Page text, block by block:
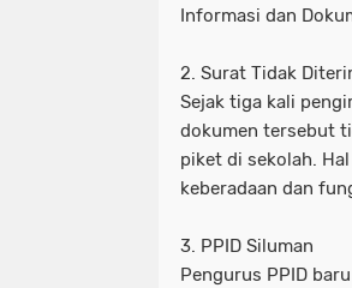
Informasi dan
2. Surat Tidak
Sejak tiga kali
dokumen tersebut
piket di sekolah.
keberadaan dan
3. PPID Siluman
Pengurus PPID